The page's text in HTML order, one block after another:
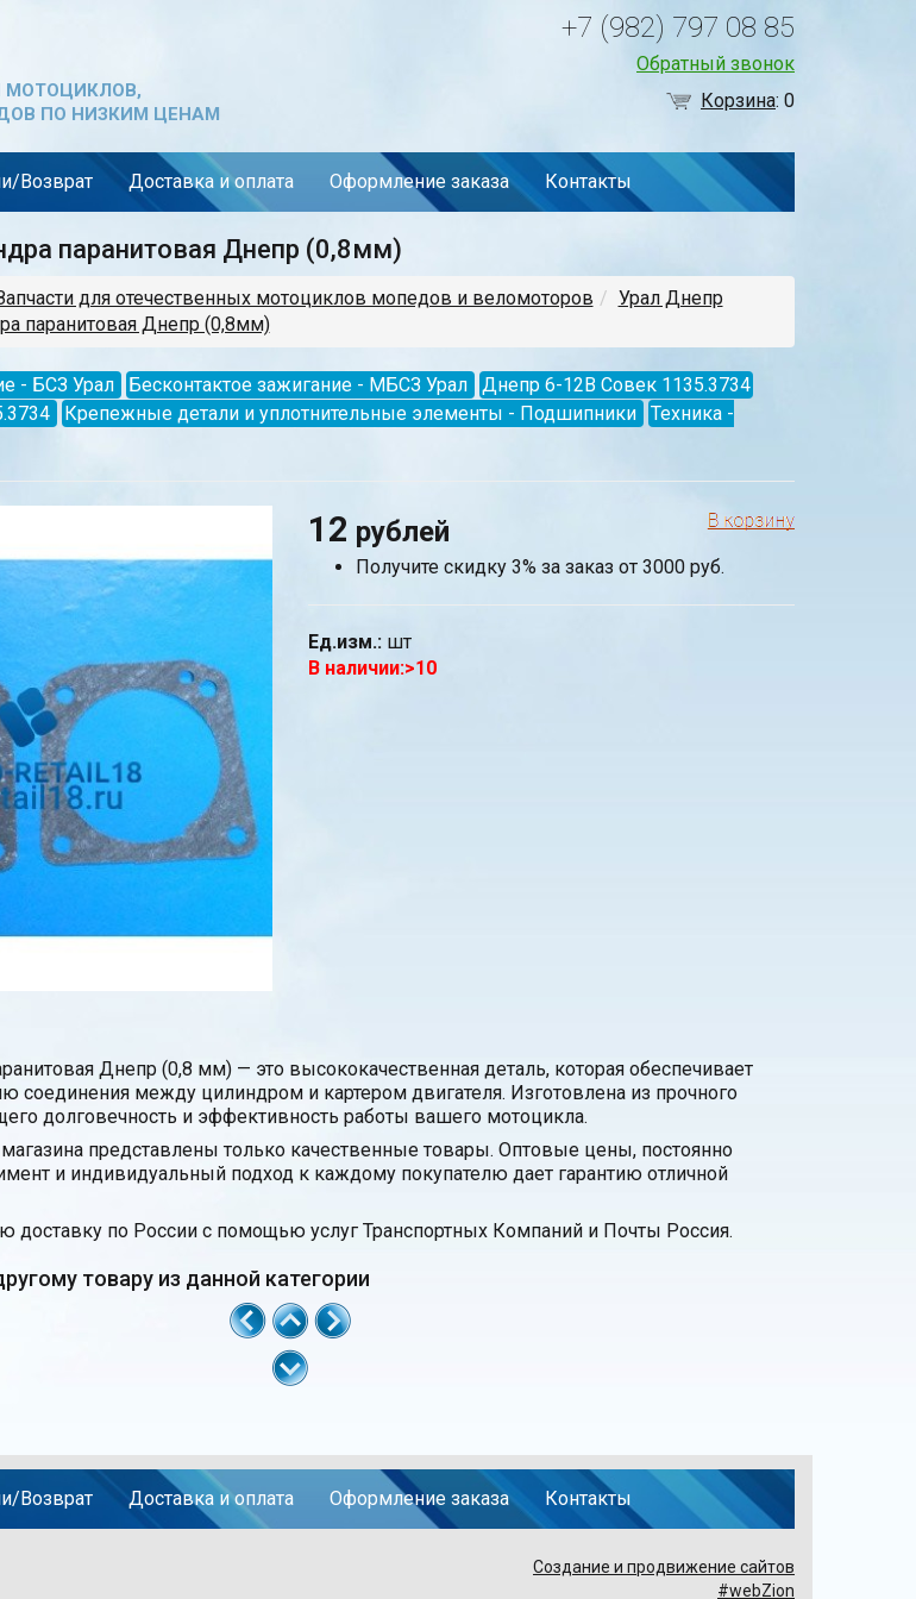
ПО НИЗКИМ ЦЕНАМ
+7 (982) 797 08 85
Обратный звонок
Корзина: 0
Возврат Доставка и оплата Оформление заказа Контакты
паранитовая Днепр (0,8мм)
для отечественных мотоциклов мопедов и веломоторов
Урал Днепр
паранитовая Днепр (0,8мм)
- БСЗ Урал Бесконтактое зажигание - МБСЗ Урал
Днепр 6-12В Совек 1135.3734
Крепежные детали и уплотнительные элементы - Подшипники
Техника -
12 рублей
Получите скидку 3% за заказ от 3000 руб.
Ед.изм.: шт
В наличии:>10
Днепр (0,8 мм) — это высококачественная деталь, которая обеспечивает
соединения между цилиндром и картером двигателя. Изготовлена из прочного
долговечность и эффективность работы вашего мотоцикла.
представлены только качественные товары. Оптовые цены, постоянно
и индивидуальный подход к каждому покупателю дает гарантию отличной
доставку по России с помощью услуг Транспортных Компаний и Почты Россия.
товару из данной категории
Возврат Доставка и оплата Оформление заказа Контакты
Создание и продвижение сайтов
#webZion